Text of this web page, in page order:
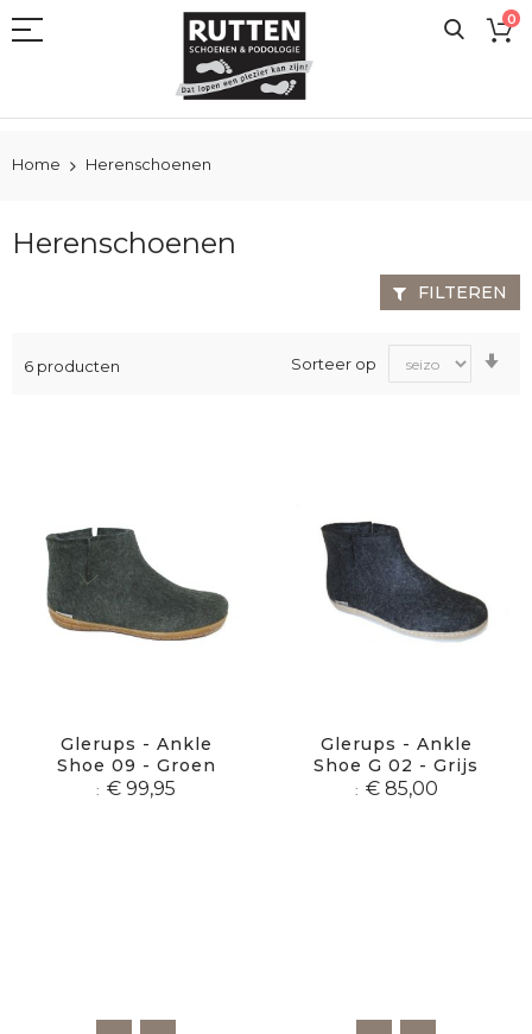
naar
0
Home Herenschoenen
Herenschoenen
6 producten Sorteer op
Glerups - Ankle
Shoe 09 - Groen
€ 99,95
Glerups - Ankle
Shoe G 02 - Grijs
€ 85,00
FILTEREN